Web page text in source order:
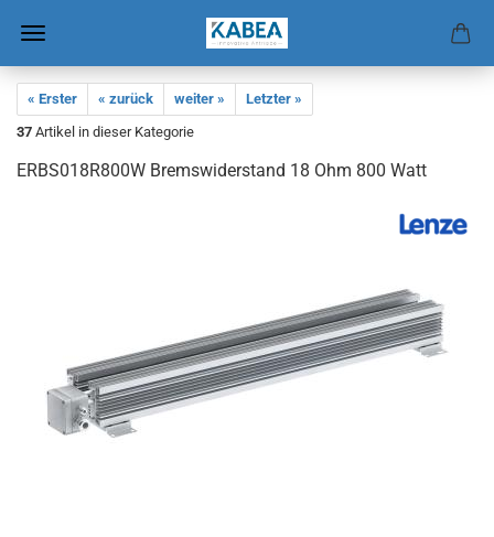
« Erster « zurück weiter »
Letzter »
37 Artikel in dieser Kategorie
ERBS018R800W Brems­wi­der­stand 18 Ohm 800 Watt